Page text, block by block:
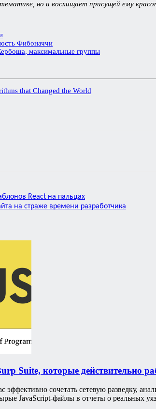
но и восхищает присущей ему
Фибоначчи
максимальные группы
that Changed the World
React на пальцах
на страже времени разработчика
Suite, которые действительно
эффективно сочетать сетевую разведку,
JavaScript-файлы в отчеты о реальных